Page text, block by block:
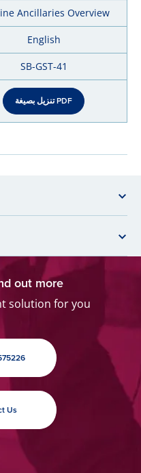
Ancillaries Overview
English
SB-GST-41
تنزيل بصيغة PDF
out more
solution for you
Us